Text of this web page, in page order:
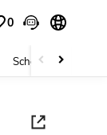
0
Schoonheid &